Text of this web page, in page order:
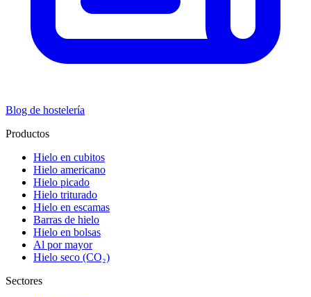
Blog de hostelería
Productos
Hielo en cubitos
Hielo americano
Hielo picado
Hielo triturado
Hielo en escamas
Barras de hielo
Hielo en bolsas
Al por mayor
Hielo seco (CO₂)
Sectores